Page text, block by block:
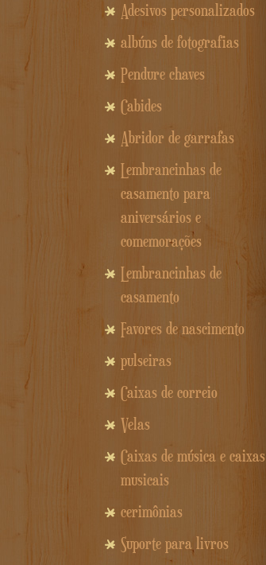
Adesivos personalizados
albúns de fotografias
Pendure chaves
Cabides
Abridor de garrafas
Lembrancinhas de
casamento para
aniversários e
comemorações
Lembrancinhas de
casamento
Favores de nascimento
pulseiras
Caixas de correio
Velas
Caixas de música e caixas
musicais
cerimônias
Suporte para livros